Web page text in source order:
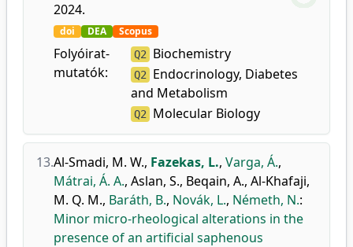
2024.
doi DEA Scopus
Folyóirat-
mutatók:
Q2 Biochemistry
Q2 Endocrinology, Diabetes
and Metabolism
Q2 Molecular Biology
13.Al-Smadi, M. W., Fazekas, L., Varga, Á.,
Mátrai, Á. A., Aslan, S., Beqain, A., Al-Khafaji,
M. Q. M., Baráth, B., Novák, L., Németh, N.:
Minor micro-rheological alterations in the
presence of an artificial saphenous